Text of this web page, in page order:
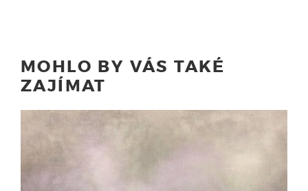
MOHLO BY VÁS TAKÉ
ZAJÍMAT